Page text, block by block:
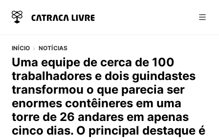
INÍCIO NOTÍCIAS
Uma equipe de cerca de 100
trabalhadores e dois guindastes
transformou o que parecia ser
enormes contêineres em uma
torre de 26 andares em apenas
cinco dias. O principal destaque é